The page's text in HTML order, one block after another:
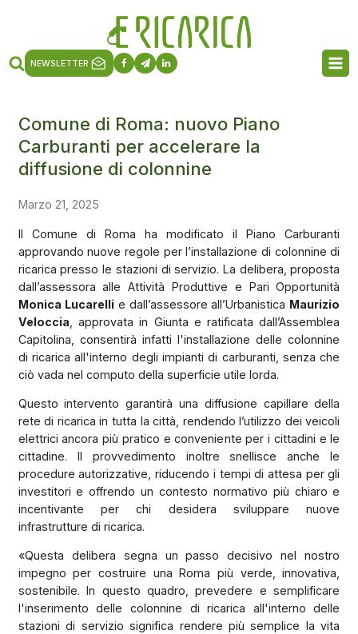
NEWSLETTER
Comune di Roma: nuovo Piano
Carburanti per accelerare la
diffusione di colonnine
Marzo 21, 2025
Il Comune di Roma ha modificato il Piano Carburanti
approvando nuove regole per l’installazione di colonnine di
ricarica presso le stazioni di servizio. La delibera, proposta
dall’assessora alle Attività Produttive e Pari Opportunità
Monica Lucarellie dall’assessore all’Urbanistica Maurizio
Veloccia , approvata in Giunta e ratificata dall’Assemblea
Capitolina, consentirà infatti l'installazione delle colonnine
di ricarica all'interno degli impianti di carburanti, senza che
ciò vada nel computo della superficie utile lorda.
Questo intervento garantirà una diffusione capillare della
rete di ricarica in tutta la città, rendendo l’utilizzo dei veicoli
elettrici ancora più pratico e conveniente per i cittadini e le
cittadine. Il provvedimento inoltre snellisce anche le
procedure autorizzative, riducendo i tempi di attesa per gli
investitori e offrendo un contesto normativo più chiaro e
incentivante per chi desidera sviluppare nuove
infrastrutture di ricarica.
«Questa delibera segna un passo decisivo nel nostro
impegno per costruire una Roma più verde, innovativa,
sostenibile. In questo quadro, prevedere e semplificare
l'inserimento delle colonnine di ricarica all'interno delle
stazioni di servizio significa rendere più semplice la vita